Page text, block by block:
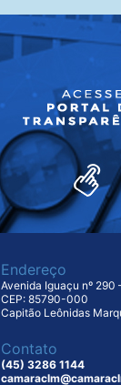
Endereço
Avenida Iguaçu nº 290
CEP: 85790-000
Capitão Leônidas
Contato
(45) 3286 1144